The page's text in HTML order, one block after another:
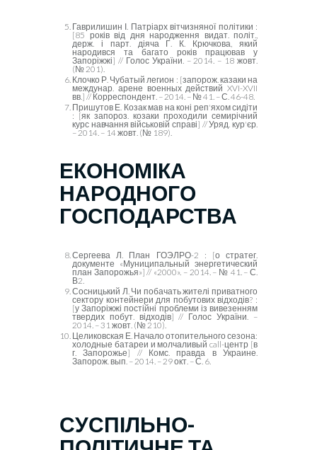
Гаврилишин І. Патріарх вітчизняної політики :
[85 років від дня народження видат. політ.,
держ. і парт. діяча Г. К. Крючкова, який
народився та багато років працював у
Запоріжжі] // Голос України. – 2014. – 18 жовт.
(№ 201).
Клочко Р. Чубатый легион : [запорож. казаки на
междунар. арене военных действий XVI-XVII
вв.] //Корреспондент. – 2014. – № 41. – С. 46-48.
Пришутов Е. Козак мав на коні реп'яхом сидіти
: [як запороз. козаки проходили семирічний
курс навчання військовій справі] // Уряд. кур'єр.
– 2014. – 14 жовт. (№ 189).
ЕКОНОМІКА
НАРОДНОГО
ГОСПОДАРСТВА
Сергеева Л. План ГОЭЛРО-2 : [о стратег.
документе «Муниципальный энергетический
план Запорожья»] // «2000». – 2014. – № 41. – С.
В2.
Сосницький Л. Чи побачать жителі приватного
сектору контейнери для побутових відходів? :
[у Запоріжжі постійні проблеми із вивезенням
твердих побут. відходів] // Голос України. –
2014. – 31 жовт. (№ 210).
Целиковская Е. Начало отопительного сезона:
холодные батареи и молчаливыйcall-центр [в
г. Запорожье] // Комс. правда в Украине.
Запорож. вып. – 2014. – 29 окт. – С. 6.
СУСПІЛЬНО-